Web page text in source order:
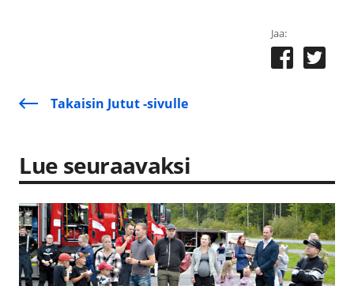
Jaa:
Takaisin Jutut -sivulle
Lue seuraavaksi